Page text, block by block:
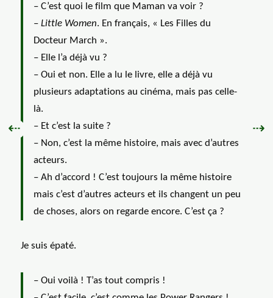
– C’est quoi le film que Maman va voir ?
– Little Women. En français, « Les Filles du
Docteur March ».
– Elle l’a déjà vu ?
– Oui et non. Elle a lu le livre, elle a déjà vu
plusieurs adaptations au cinéma, mais pas celle-
là.
– Et c’est la suite ?
– Non, c’est la même histoire, mais avec d’autres
acteurs.
– Ah d’accord ! C’est toujours la même histoire
mais c’est d’autres acteurs et ils changent un peu
de choses, alors on regarde encore. C’est ça ?
Je suis épaté.
– Oui voilà ! T’as tout compris !
Précédent :
⇠ ⇢